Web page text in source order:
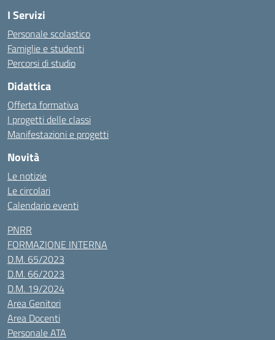
I Servizi
Personale scolastico
Famiglie e studenti
Percorsi di studio
Didattica
Offerta formativa
I progetti delle classi
Manifestazioni e progetti
Novità
Le notizie
Le circolari
Calendario eventi
PNRR
FORMAZIONE INTERNA
D.M. 65/2023
D.M. 66/2023
D.M. 19/2024
Area Genitori
Area Docenti
Personale ATA